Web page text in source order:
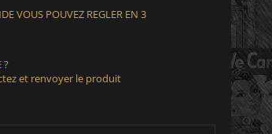
VOUS POUVEZ REGLER EN 3
?
et renvoyer le produit